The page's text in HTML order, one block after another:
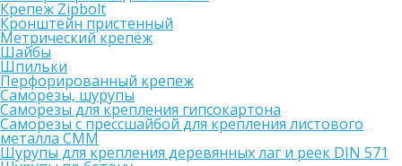
Крепеж Zipbolt
Кронштейн пристенный
Метрический крепёж
Шайбы
Шпильки
Перфорированный крепеж
Саморезы, шурупы
Саморезы для крепления гипсокартона
Саморезы с прессшайбой для крепления листового
металла СММ
Шурупы для крепления деревянных лаг и реек DIN 571